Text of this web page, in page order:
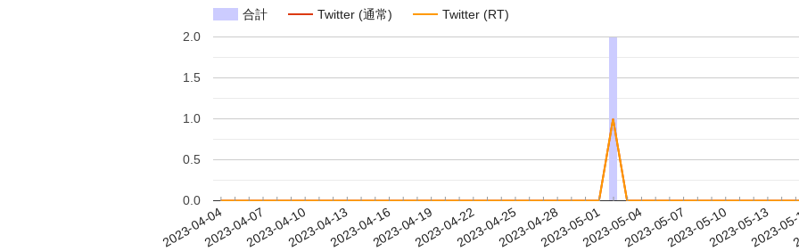
合計 Twitter (通常) Twitter (RT)
2023-04-042023-04-072023-04-102023-04-132023-04-162023-04-192023-04-222023-04-252023-04-282023-05-012023-05-042023-05-072023-05-102023-05-13
2023-
0.0
0.5
1.0
1.5
2.0